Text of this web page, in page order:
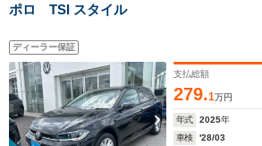
ポロ TSI スタイル
ディーラー保証
支払総額
279.1万円
年式 2025年
車検
'28/03